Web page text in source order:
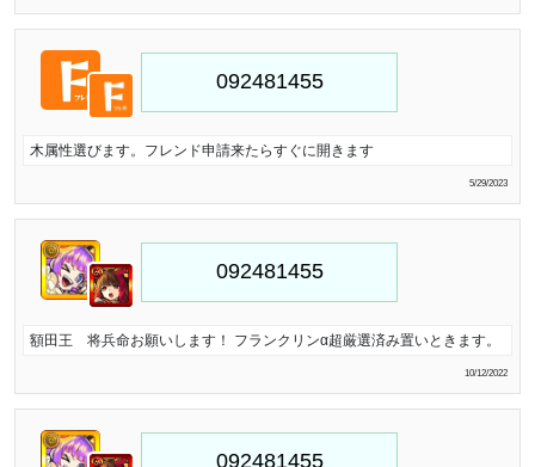
木属性選びます。フレンド申請来たらすぐに開きます
5/29/2023
額田王 将兵命お願いします！ フランクリンα超厳選済み置いときます。
10/12/2022